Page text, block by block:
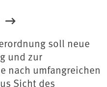
soll neue
und zur
nach umfangreichen
Sicht des